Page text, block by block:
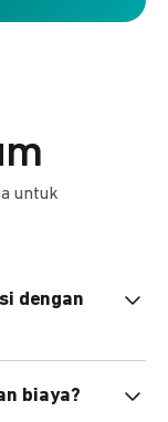
untuk
dengan
biaya?